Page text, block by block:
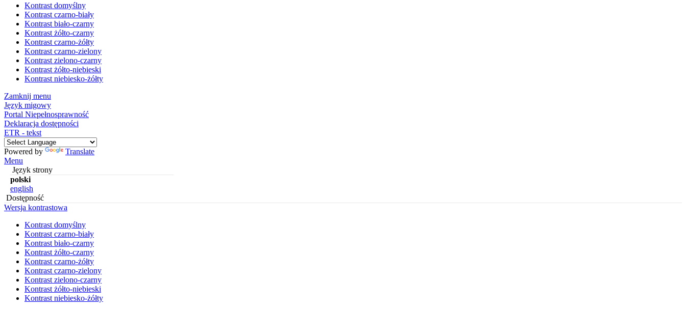
Kontrast domyślny
Kontrast czarno-biały
Kontrast biało-czarny
Kontrast żółto-czarny
Kontrast czarno-żółty
Kontrast czarno-zielony
Kontrast zielono-czarny
Kontrast żółto-niebieski
Kontrast niebiesko-żółty
Zamknij menu
Język migowy
Portal Niepełnosprawność
Deklaracja dostępności
ETR - tekst
Powered by
Translate
Menu
Język strony
polski
english
Dostępność
Wersja kontrastowa
Kontrast domyślny
Kontrast czarno-biały
Kontrast biało-czarny
Kontrast żółto-czarny
Kontrast czarno-żółty
Kontrast czarno-zielony
Kontrast zielono-czarny
Kontrast żółto-niebieski
Kontrast niebiesko-żółty